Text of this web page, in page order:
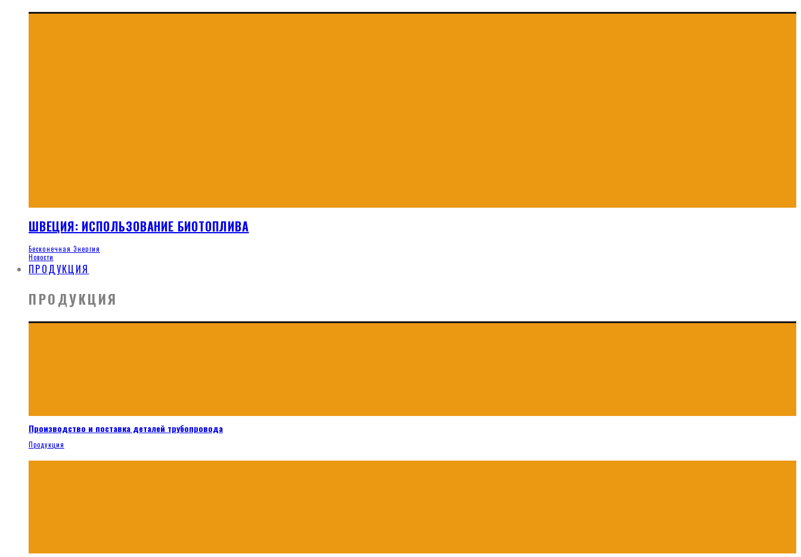
ШВЕЦИЯ: ИСПОЛЬЗОВАНИЕ БИОТОПЛИВА
Бесконечная Энергия
Новости
ПРОДУКЦИЯ
ПРОДУКЦИЯ
Производство и поставка деталей трубопровода
Продукция